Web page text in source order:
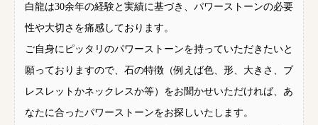
白龍は30余年の経験と実績に基づき、パワーストーンの必要
性や大切さを痛感しております。
ご自身にピッタリのパワーストーンを持っていただきたいと
願っておりますので、石の特徴（例えば色、形、大きさ、ブ
レスレットかネックレスか等）をお聞かせいただければ、あ
なたに合ったパワーストーンをお探しいたします。